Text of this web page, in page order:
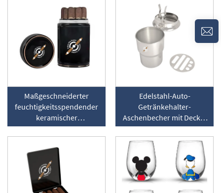
Maßgeschneiderter
feuchtigkeitsspendender
keramischer
Zigarrenbehälter mit
Lagerräumung
Edelstahl-Auto-
Getränkehalter-
Aschenbecher mit Deckel
und integriertem
Zigarrenhalter